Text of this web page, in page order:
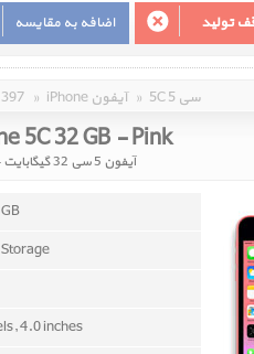
اضافه به مقایسه تولید
397 » iPhone آیفون » 5C 5 سی
5C 32 GB - Pink
آیفون 5 سی 32 گیگابایت - صورتی
4.0 inches